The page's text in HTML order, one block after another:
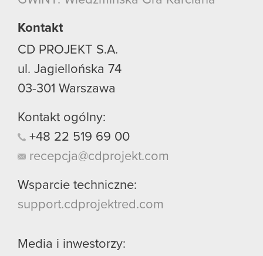
używanie plików cookie.
Kontakt
CD PROJEKT S.A.
ul. Jagiellońska 74
03-301 Warszawa
Kontakt ogólny:
+48 22 519 69 00
recepcja@cdprojekt.com
Wsparcie techniczne:
support.cdprojektred.com
Media i inwestorzy: